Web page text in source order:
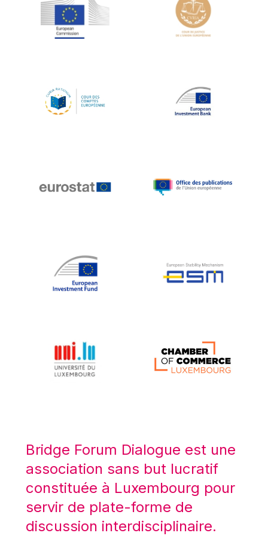
Jean-Louis Schiltz
Jean-Victor Louis
Johnny Åkerholm
Katharien L.C. Hunt
Klaus-Heiner Lehne
Koen LENAERTS
Lars Heikensten
Lucas Papademos
Máire Geoghegan-Quinn
Mario Centeno
Mario Monti
Maroš ŠEFČOVIČ
Martin Bailey
Martine Reicherts
Bridge Forum Dialogue est une
association sans but lucratif
constituée à Luxembourg pour
servir de plate-forme de
discussion interdisciplinaire.